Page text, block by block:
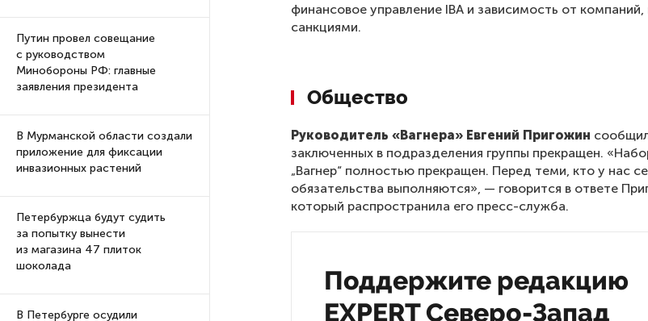
Путин провел совещание
с руководством
Минобороны РФ: главные
заявления президента
В Мурманской области создали
приложение для фиксации
инвазионных растений
Петербуржца будут судить
за попытку вынести
из магазина 47 плиток
шоколада
В Петербурге осудили
финансовое управление IBA и зависимость от
санкциями.
Общество
Руководитель «Вагнера» Евгений Пригожин
заключенных в подразделения группы прекращен.
„Вагнер“ полностью прекращен. Перед теми, кто у нас
обязательства выполняются», — говорится в ответе
который распространила его пресс-служба.
Поддержите редакцию
EXPERT Северо-Запад